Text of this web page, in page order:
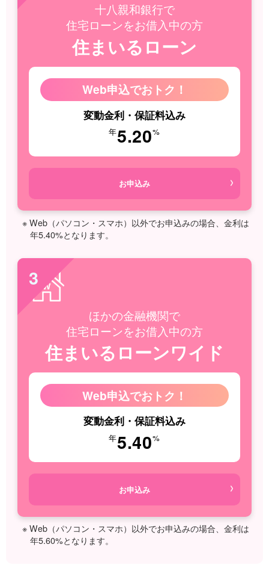
十八親和銀行で
住宅ローンをお借入中の方
住まいるローン
Web申込でおトク！
変動金利・保証料込み
年5.20%
お申込み
※ Web（パソコン・スマホ）以外でお申込みの場合、金利は
年5.40%となります。
3
ほかの金融機関で
住宅ローンをお借入中の方
住まいるローンワイド
Web申込でおトク！
変動金利・保証料込み
年5.40%
お申込み
※ Web（パソコン・スマホ）以外でお申込みの場合、金利は
年5.60%となります。